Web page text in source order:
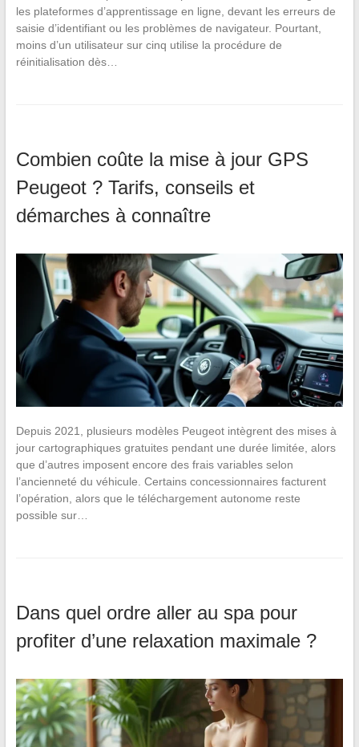
les plateformes d’apprentissage en ligne, devant les erreurs de
saisie d’identifiant ou les problèmes de navigateur. Pourtant,
moins d’un utilisateur sur cinq utilise la procédure de
réinitialisation dès…
Combien coûte la mise à jour GPS
Peugeot ? Tarifs, conseils et
démarches à connaître
Depuis 2021, plusieurs modèles Peugeot intègrent des mises à
jour cartographiques gratuites pendant une durée limitée, alors
que d’autres imposent encore des frais variables selon
l’ancienneté du véhicule. Certains concessionnaires facturent
l’opération, alors que le téléchargement autonome reste
possible sur…
Dans quel ordre aller au spa pour
profiter d’une relaxation maximale ?